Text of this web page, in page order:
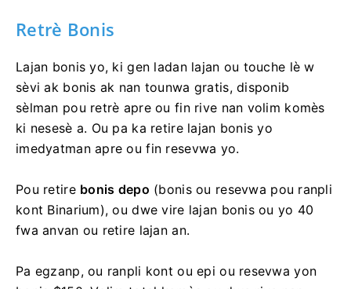
Retrè Bonis
Lajan bonis yo, ki gen ladan lajan ou touche lè w
sèvi ak bonis ak nan tounwa gratis, disponib
sèlman pou retrè apre ou fin rive nan volim komès
ki nesesè a. Ou pa ka retire lajan bonis yo
Pou retire bonis depo
(bonis ou resevwa pou ranpli
kont Binarium), ou dwe vire lajan bonis ou yo 40